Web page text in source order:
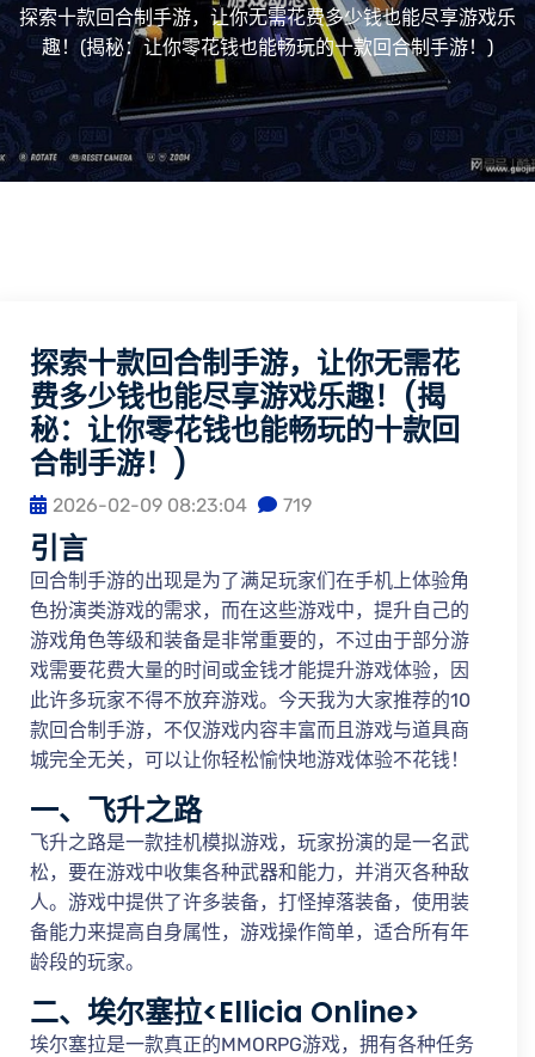
探索十款回合制手游，让你无需花费多少钱也能尽享游戏乐
趣！(揭秘：让你零花钱也能畅玩的十款回合制手游！)
探索十款回合制手游，让你无需花
费多少钱也能尽享游戏乐趣！(揭
秘：让你零花钱也能畅玩的十款回
合制手游！)
2026-02-09 08:23:04 719
引言
回合制手游的出现是为了满足玩家们在手机上体验角
色扮演类游戏的需求，而在这些游戏中，提升自己的
游戏角色等级和装备是非常重要的，不过由于部分游
戏需要花费大量的时间或金钱才能提升游戏体验，因
此许多玩家不得不放弃游戏。今天我为大家推荐的10
款回合制手游，不仅游戏内容丰富而且游戏与道具商
城完全无关，可以让你轻松愉快地游戏体验不花钱！
一、飞升之路
飞升之路是一款挂机模拟游戏，玩家扮演的是一名武
松，要在游戏中收集各种武器和能力，并消灭各种敌
人。游戏中提供了许多装备，打怪掉落装备，使用装
备能力来提高自身属性，游戏操作简单，适合所有年
龄段的玩家。
二、埃尔塞拉<Ellicia Online>
埃尔塞拉是一款真正的MMORPG游戏，拥有各种任务